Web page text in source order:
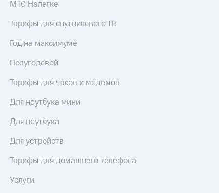
МТС Налегке
Тарифы для спутникового ТВ
Год на максимуме
Полугодовой
Тарифы для часов и модемов
Для ноутбука мини
Для ноутбука
Для устройств
Тарифы для домашнего телефона
Услуги